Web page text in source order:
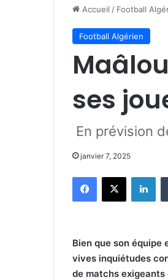
Accueil / Football
Football Algérien
ses
En prévision
janvier 7, 2025
Facebook
X
Bien que son équipe
vives inquiétudes
de matchs